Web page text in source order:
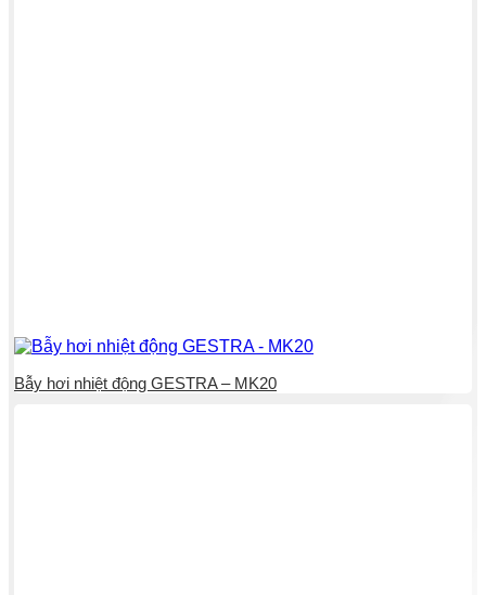
Bẫy hơi nhiệt động GESTRA – MK20